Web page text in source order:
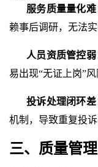
服务质量量化难
赖事后调研，无法
人员资质管控弱
易出现“无证上岗”
投诉处理闭环差
机制，导致重复投
三、质量管